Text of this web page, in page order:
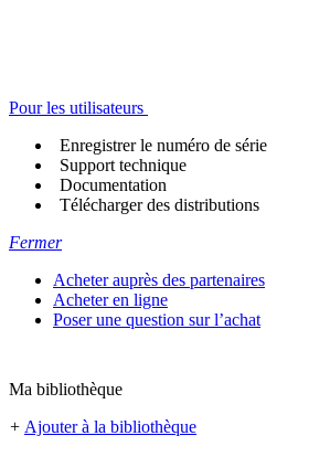
Pour les utilisateurs
Enregistrer le numéro de série
Support technique
Documentation
Télécharger des distributions
Fermer
Acheter auprès des partenaires
Acheter en ligne
Poser une question sur l’achat
Ma bibliothèque
+ Ajouter à la bibliothèque